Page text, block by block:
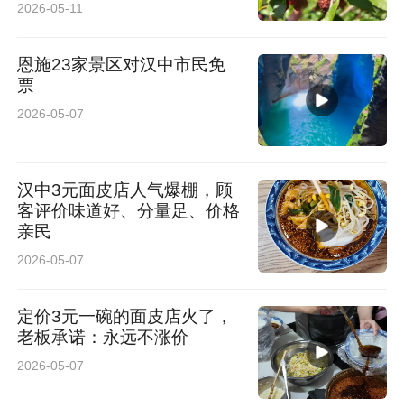
2026-05-11
恩施23家景区对汉中市民免
票
2026-05-07
汉中3元面皮店人气爆棚，顾
客评价味道好、分量足、价格
亲民
2026-05-07
定价3元一碗的面皮店火了，
老板承诺：永远不涨价
2026-05-07